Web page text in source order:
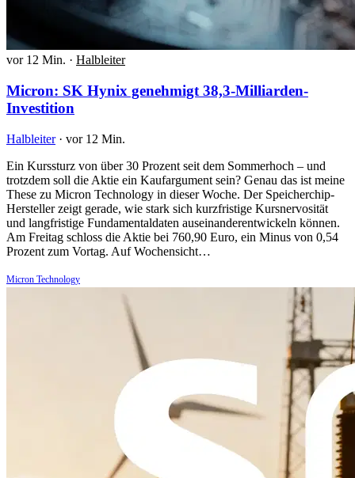
vor 12 Min. · Halbleiter
Micron: SK Hynix genehmigt 38,3-Milliarden-
Investition
Halbleiter · vor 12 Min.
Ein Kurssturz von über 30 Prozent seit dem Sommerhoch – und
trotzdem soll die Aktie ein Kaufargument sein? Genau das ist meine
These zu Micron Technology in dieser Woche. Der Speicherchip-
Hersteller zeigt gerade, wie stark sich kurzfristige Kursnervosität
und langfristige Fundamentaldaten auseinanderentwickeln können.
Am Freitag schloss die Aktie bei 760,90 Euro, ein Minus von 0,54
Prozent zum Vortag. Auf Wochensicht…
Micron Technology